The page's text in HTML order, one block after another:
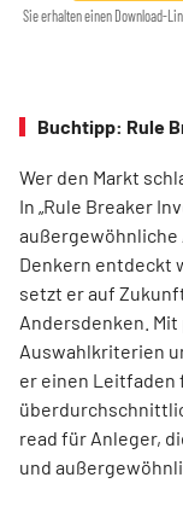
Sie erhalten einen Download-
Buchtipp: Rule
Wer den Markt
In „Rule Breaker
Denkern entdeckt
setzt er auf
Andersdenken.
Auswahlkriterien
er einen Leit­faden
read für Anleger,
und